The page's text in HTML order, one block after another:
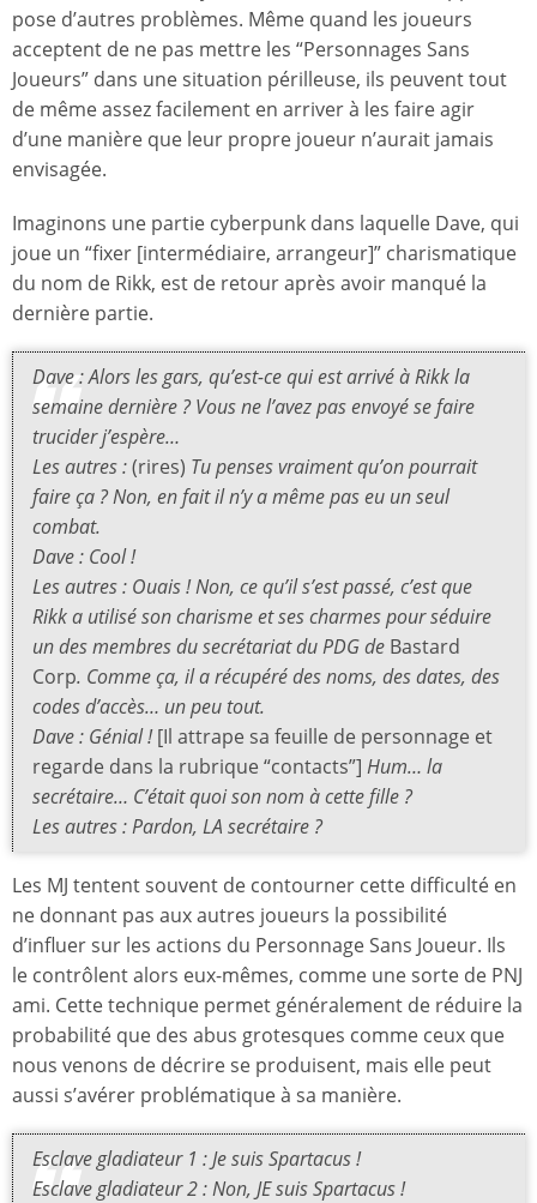
pose d’autres problèmes. Même quand les joueurs
acceptent de ne pas mettre les “Personnages Sans
Joueurs” dans une situation périlleuse, ils peuvent tout
de même assez facilement en arriver à les faire agir
d’une manière que leur propre joueur n’aurait jamais
envisagée.
Imaginons une partie cyberpunk dans laquelle Dave, qui
joue un “fixer [intermédiaire, arrangeur]” charismatique
du nom de Rikk, est de retour après avoir manqué la
dernière partie.
Dave : Alors les gars, qu’est-ce qui est arrivé à Rikk la
semaine dernière ? Vous ne l’avez pas envoyé se faire
trucider j’espère…
Les autres :(rires) Tu penses vraiment qu’on pourrait
faire ça ? Non, en fait il n’y a même pas eu un seul
combat.
Dave : Cool !
Les autres : Ouais ! Non, ce qu’il s’est passé, c’est que
Rikk a utilisé son charisme et ses charmes pour séduire
un des membres du secrétariat du PDG de Bastard
Corp. Comme ça, il a récupéré des noms, des dates, des
codes d’accès… un peu tout.
Dave : Génial ![Il attrape sa feuille de personnage et
regarde dans la rubrique “contacts”] Hum… la
secrétaire… C’était quoi son nom à cette fille ?
Les autres : Pardon, LA secrétaire ?
Les MJ tentent souvent de contourner cette difficulté en
ne donnant pas aux autres joueurs la possibilité
d’influer sur les actions du Personnage Sans Joueur. Ils
le contrôlent alors eux-mêmes, comme une sorte de PNJ
ami. Cette technique permet généralement de réduire la
probabilité que des abus grotesques comme ceux que
nous venons de décrire se produisent, mais elle peut
aussi s’avérer problématique à sa manière.
Esclave gladiateur 1 : Je suis Spartacus !
Esclave gladiateur 2 : Non, JE suis Spartacus !